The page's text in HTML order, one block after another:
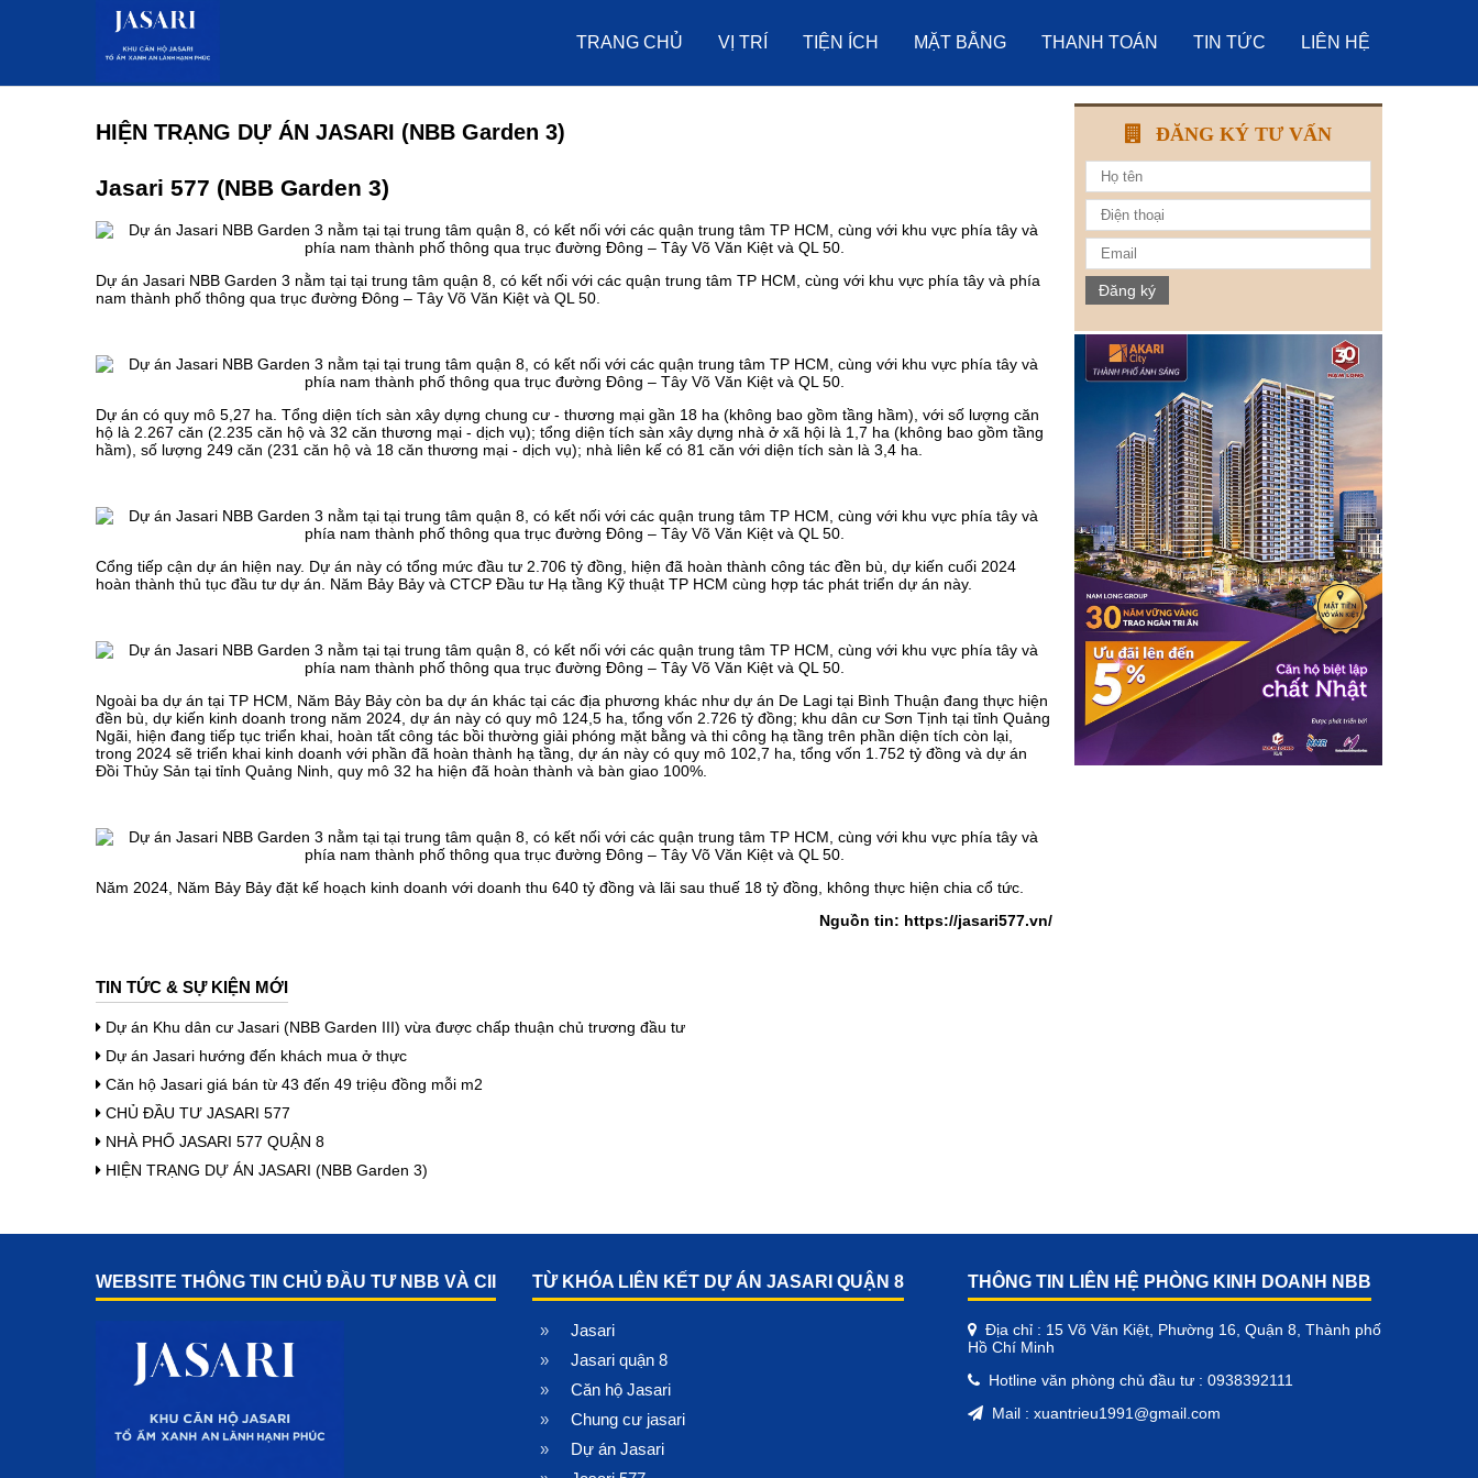
TRANG CHỦ VỊ TRÍ TIỆN ÍCH MẶT BẰNG THANH TOÁN TIN TỨC LIÊN HỆ
HIỆN TRẠNG DỰ ÁN JASARI (NBB Garden 3)
Jasari 577 (NBB Garden 3)
Dự án Jasari NBB Garden 3 nằm tại tại trung tâm quận 8, có kết nối với các quận trung tâm TP HCM, cùng với khu vực phía tây và phía
nam thành phố thông qua trục đường Đông – Tây Võ Văn Kiệt và QL 50.
Dự án có quy mô 5,27 ha. Tổng diện tích sàn xây dựng chung cư - thương mại gần 18 ha (không bao gồm tầng hầm), với số lượng căn
hộ là 2.267 căn (2.235 căn hộ và 32 căn thương mại - dịch vụ); tổng diện tích sàn xây dựng nhà ở xã hội là 1,7 ha (không bao gồm tầng
hầm), số lượng 249 căn (231 căn hộ và 18 căn thương mại - dịch vụ); nhà liên kế có 81 căn với diện tích sàn là 3,4 ha.
Cổng tiếp cận dự án hiện nay. Dự án này có tổng mức đầu tư 2.706 tỷ đồng, hiện đã hoàn thành công tác đền bù, dự kiến cuối 2024
hoàn thành thủ tục đầu tư dự án. Năm Bảy Bảy và CTCP Đầu tư Hạ tầng Kỹ thuật TP HCM cùng hợp tác phát triển dự án này.
Ngoài ba dự án tại TP HCM, Năm Bảy Bảy còn ba dự án khác tại các địa phương khác như dự án De Lagi tại Bình Thuận đang thực hiện
đền bù, dự kiến kinh doanh trong năm 2024, dự án này có quy mô 124,5 ha, tổng vốn 2.726 tỷ đồng; khu dân cư Sơn Tịnh tại tỉnh Quảng
Ngãi, hiện đang tiếp tục triển khai, hoàn tất công tác bồi thường giải phóng mặt bằng và thi công hạ tầng trên phần diện tích còn lại,
trong 2024 sẽ triển khai kinh doanh với phần đã hoàn thành hạ tầng, dự án này có quy mô 102,7 ha, tổng vốn 1.752 tỷ đồng và dự án
Đồi Thủy Sản tại tỉnh Quảng Ninh, quy mô 32 ha hiện đã hoàn thành và bàn giao 100%.
Năm 2024, Năm Bảy Bảy đặt kế hoạch kinh doanh với doanh thu 640 tỷ đồng và lãi sau thuế 18 tỷ đồng, không thực hiện chia cổ tức.
Nguồn tin: https://jasari577.vn/
TIN TỨC & SỰ KIỆN MỚI
Dự án Khu dân cư Jasari (NBB Garden III) vừa được chấp thuận chủ trương đầu tư
Dự án Jasari hướng đến khách mua ở thực
Căn hộ Jasari giá bán từ 43 đến 49 triệu đồng mỗi m2
CHỦ ĐẦU TƯ JASARI 577
NHÀ PHỐ JASARI 577 QUẬN 8
HIỆN TRẠNG DỰ ÁN JASARI (NBB Garden 3)
ĐĂNG KÝ TƯ VẤN
Đăng ký
WEBSITE THÔNG TIN CHỦ ĐẦU TƯ NBB VÀ CII TỪ KHÓA LIÊN KẾT DỰ ÁN JASARI QUẬN 8
Jasari
Jasari quận 8
Căn hộ Jasari
Chung cư jasari
Dự án Jasari
THÔNG TIN LIÊN HỆ PHÒNG KINH DOANH NBB
Địa chỉ : 15 Võ Văn Kiệt, Phường 16, Quận 8, Thành phố
Hồ Chí Minh
Hotline văn phòng chủ đầu tư : 0938392111
Mail : xuantrieu1991@gmail.com